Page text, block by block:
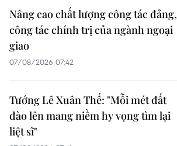
Nâng cao chất lượng công tác đảng,
công tác chính trị của ngành ngoại
giao
07/08/2026 07:42
Tướng Lê Xuân Thế: "Mỗi mét đất
đào lên mang niềm hy vọng tìm lại
liệt sĩ"